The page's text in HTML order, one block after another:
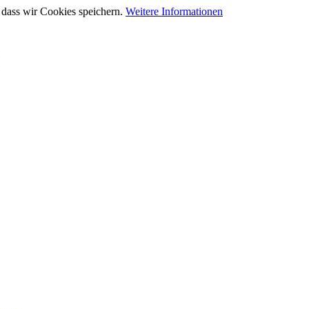
wir Cookies speichern. Weitere Informationen